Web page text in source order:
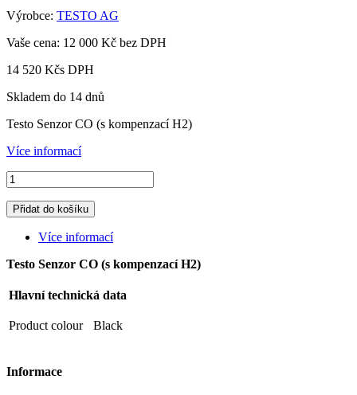
Výrobce: TESTO AG
Vaše cena: 12 000 Kč bez DPH
14 520 Kčs DPH
Skladem do 14 dnů
Testo Senzor CO (s kompenzací H2)
Více informací
Přidat do košíku
Více informací
Testo Senzor CO (s kompenzací H2)
Hlavní technická data
Product colour Black
Informace